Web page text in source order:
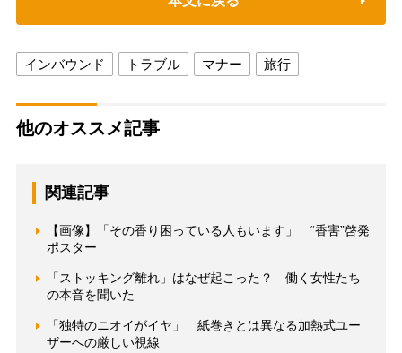
インバウンド トラブル マナー 旅行
他のオススメ記事
関連記事
【画像】「その香り困っている人もいます」 “香害”啓発
ポスター
「ストッキング離れ」はなぜ起こった？ 働く女性たち
の本音を聞いた
「独特のニオイがイヤ」 紙巻きとは異なる加熱式ユー
ザーへの厳しい視線